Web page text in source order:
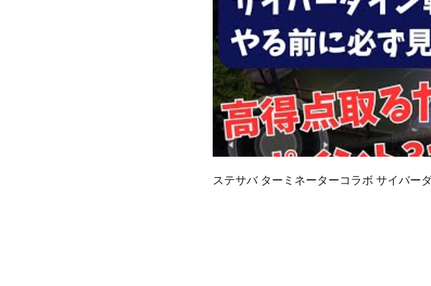
ステサバ ターミネーターコラボ サイバー